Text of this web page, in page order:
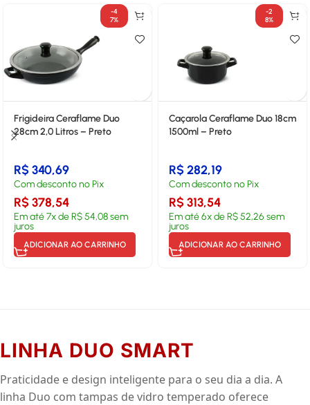
-4
7%
Frigideira Ceraflame Duo
28cm 2,0 Litros – Preto
R$340,69
Com desconto no Pix
R$378,54
Em até7x deR$54,08sem
juros
ADICIONAR AO CARRINHO
-2
8%
Caçarola Ceraflame Duo 18cm
1500ml – Preto
R$282,19
Com desconto no Pix
R$313,54
Em até6x deR$52,26 sem
juros
ADICIONAR AO CARRINHO
LINHA DUO SMART
Praticidade e design inteligente para o seu dia a dia. A
linha Duo com tampas de vidro temperado oferece